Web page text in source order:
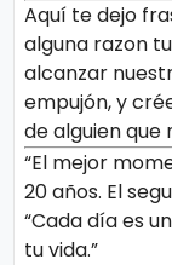
Aquí te dejo
alguna razon
alcanzar
empujón, y
de alguien que
“El mejor
20 años. El
“Cada día es
tu vida.”